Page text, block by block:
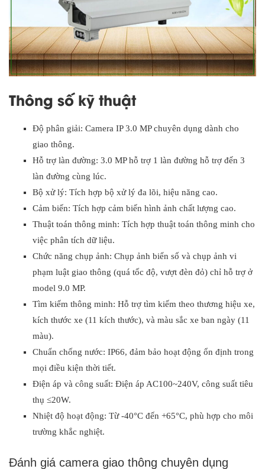
Thông số kỹ thuật
Độ phân giải: Camera IP 3.0 MP chuyên dụng dành cho
giao thông.
Hỗ trợ làn đường: 3.0 MP hỗ trợ 1 làn đường hỗ trợ đến 3
làn đường cùng lúc.
Bộ xử lý: Tích hợp bộ xử lý đa lõi, hiệu năng cao.
Cảm biến: Tích hợp cảm biến hình ảnh chất lượng cao.
Thuật toán thông minh: Tích hợp thuật toán thông minh cho
việc phân tích dữ liệu.
Chức năng chụp ảnh: Chụp ảnh biển số và chụp ảnh vi
phạm luật giao thông (quá tốc độ, vượt đèn đỏ) chỉ hỗ trợ ở
model 9.0 MP.
Tìm kiếm thông minh: Hỗ trợ tìm kiếm theo thương hiệu xe,
kích thước xe (11 kích thước), và màu sắc xe ban ngày (11
màu).
Chuẩn chống nước: IP66, đảm bảo hoạt động ổn định trong
mọi điều kiện thời tiết.
Điện áp và công suất: Điện áp AC100~240V, công suất tiêu
thụ ≤20W.
Nhiệt độ hoạt động: Từ -40°C đến +65°C, phù hợp cho môi
trường khắc nghiệt.
Đánh giá camera giao thông chuyên dụng